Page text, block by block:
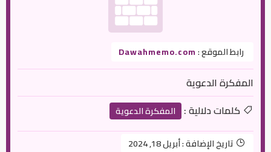
رابط الموقع :Dawahmemo.com
المفكرة الدعوية
كلمات دلالية :
المفكرة الدعوية
تاريخ الإضافة :أبريل 18, 2024